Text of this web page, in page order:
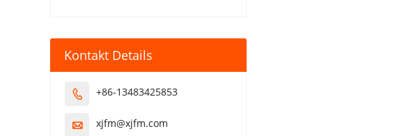
Kontakt Details
 +86-13483425853
 xjfm@xjfm.com